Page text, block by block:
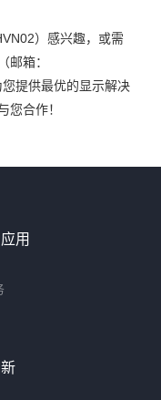
）感兴趣，或需
邮箱：
提供最优的显示解决
您合作！
用